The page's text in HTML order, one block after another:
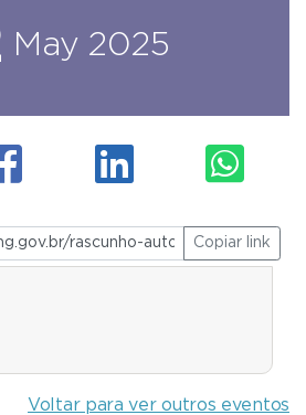
May 2025
Copiar link
Voltar para ver outros eventos